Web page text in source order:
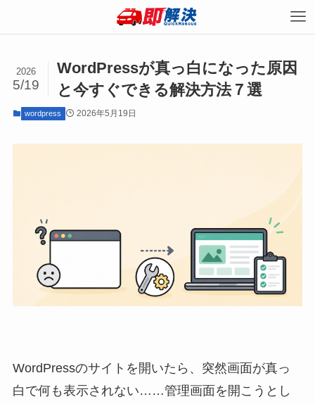
WordPressが真っ白になった原因
と今すぐできる解決方法７選
2026
5/19
wordpress 2026年5月19日
WordPressのサイトを開いたら、突然画面が真っ
白で何も表示されない……管理画面を開こうとし